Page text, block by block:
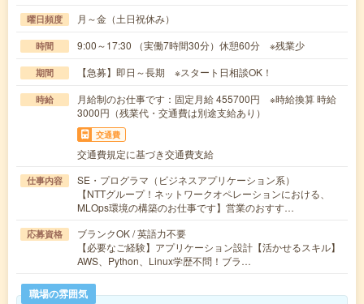
曜日頻度 月～金（土日祝休み）
時間 9:00～17:30 （実働7時間30分）休憩60分 ※残業少
期間 【急募】即日～長期 ※スタート日相談OK！
時給
月給制のお仕事です：固定月給 455700円 ※時給換算 時給
3000円（残業代・交通費は別途支給あり）
交通費
交通費規定に基づき交通費支給
仕事内容
SE・プログラマ（ビジネスアプリケーション系）
【NTTグループ！ネットワークオペレーションにおける、
MLOps環境の構築のお仕事です】営業のおすす…
応募資格
ブランクOK / 英語力不要
【必要なご経験】アプリケーション設計【活かせるスキル】
AWS、Python、Linux学歴不問！ブラ…
職場の雰囲気